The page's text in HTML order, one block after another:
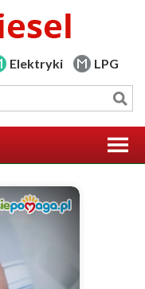
Elektryki LPG